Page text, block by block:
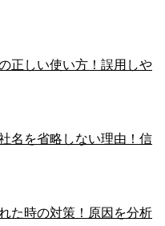
正しい使い方！誤用しや
名を省略しない理由！信
た時の対策！原因を分析